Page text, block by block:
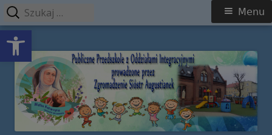
Open toolbar
Przeskocz
treści
Publiczne Przedszkole z Oddziałami
Integracyjnymi prowadzone przez
Zgromadzenie Sióstr Augustianek
Menu
główne
Menu